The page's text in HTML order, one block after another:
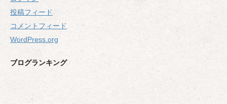
投稿フィード
コメントフィード
WordPress.org
ブログランキング